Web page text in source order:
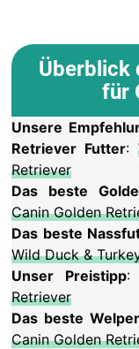
Überblick
für
Unsere
Retriever Futter:
Retriever
Das beste
Canin Golden
Das beste
Wild Duck &
Unser Preistipp
Retriever
Das beste
Canin Golden